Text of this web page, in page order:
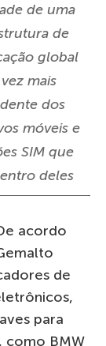
de uma
de
global
mais
dos
móveis e
SIM que
deles
acordo
de
para
como BMW